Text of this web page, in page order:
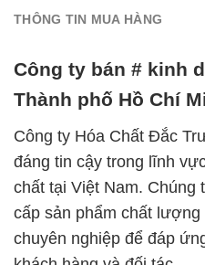
THÔNG TIN MUA HÀNG
Công ty bán # kinh
Thành phố Hồ Chí
Công ty Hóa Chất Đắc
đáng tin cậy trong lĩnh
chất tại Việt Nam. Chúng
cấp sản phẩm chất
chuyên nghiệp để đáp